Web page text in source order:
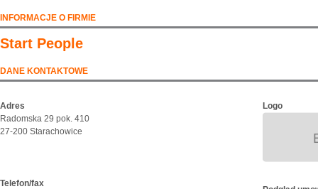
INFORMACJE O FIRMIE
Start People
DANE KONTAKTOWE
Adres
Radomska 29 pok. 410
27-200 Starachowice
Logo
Telefon/fax